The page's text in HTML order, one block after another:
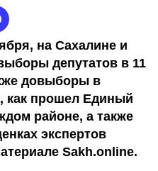
на Сахалине и
депутатов в 11
довыборы в
как прошел Единый
районе, а также
экспертов
Sakh.online.